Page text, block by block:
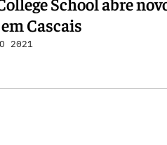
Cascais
2021